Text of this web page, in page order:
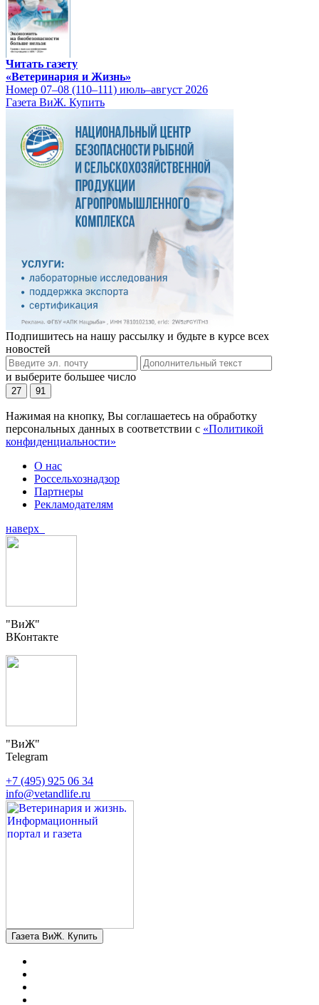
Читать газету
«Ветеринария и Жизнь»
Номер 07–08 (110–111) июль–август 2026
Газета ВиЖ. Купить
Подпишитесь на нашу рассылку и будьте в курсе всех
новостей
и выберите большее число
27 91
Нажимая на кнопку, Вы соглашаетесь на обработку
персональных данных в соответствии с «Политикой
конфиденциальности»
О нас
Россельхознадзор
Партнеры
Рекламодателям
наверх
"ВиЖ"
ВКонтакте
"ВиЖ"
Telegram
+7 (495) 925 06 34
info@vetandlife.ru
Газета ВиЖ. Купить